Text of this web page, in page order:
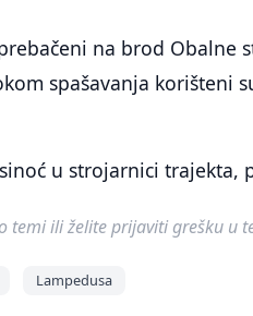
na brod Obalne
spašavanja korišteni
u strojarnici trajekta,
temi ili želite prijaviti grešku u
Lampedusa